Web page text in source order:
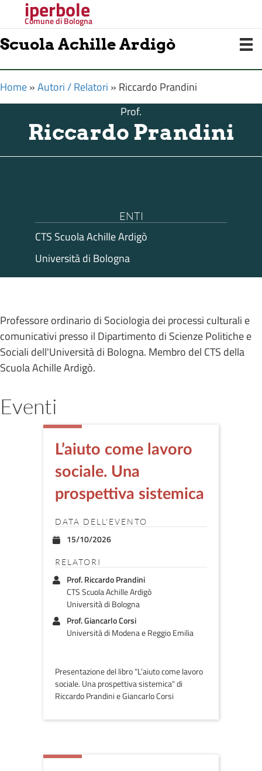
iperbole
Comune di Bologna
Scuola Achille Ardigò
Home»Autori / Relatori » Riccardo Prandini
Prof.
Riccardo Prandini
ENTI
CTS Scuola Achille Ardigò
Università di Bologna
Professore ordinario di Sociologia dei processi culturali e
comunicativi presso il Dipartimento di Scienze Politiche e
Sociali dell'Università di Bologna. Membro del CTS della
Scuola Achille Ardigò.
Eventi
L’aiuto come lavoro
sociale. Una
prospettiva sistemica
DATA DELL'EVENTO
15/10/2026
RELATORI
Prof. Riccardo Prandini
CTS Scuola Achille Ardigò
Università di Bologna
Prof. Giancarlo Corsi
Università di Modena e Reggio Emilia
Presentazione del libro "L’aiuto come lavoro
sociale. Una prospettiva sistemica" di
Riccardo Prandini e Giancarlo Corsi